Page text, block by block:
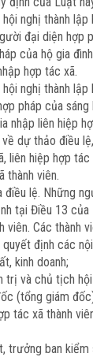
nghị thành
đại diện hợp
của hộ gia
hợp tác xã.
nghị thành
pháp của
nhập liên hiệp
dự thảo điều
liên hiệp hợp
thành viên.
điều lệ. Những
tại Điều 13 của
viên. Các thành
định các
kinh doanh;
trị và chủ tịch
(tổng giám
tác xã thành
trưởng ban